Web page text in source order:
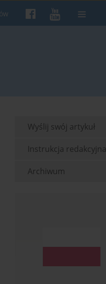
Wyślij swój artykuł
Instrukcja redakcyjna
Archiwum